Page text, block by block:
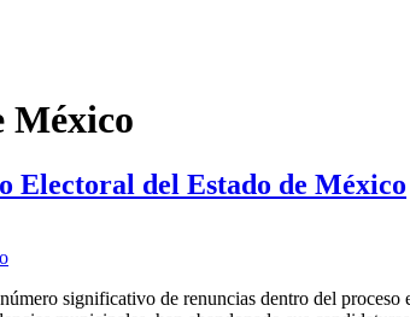
México
Electoral del Estado de México
significativo de renuncias dentro del proceso